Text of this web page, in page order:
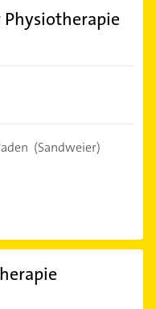
(Sandweier)